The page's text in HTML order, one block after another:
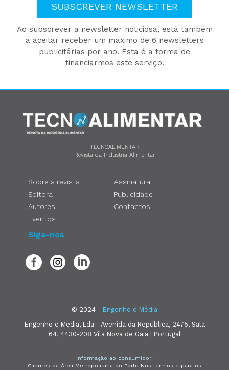
SUBSCREVER NEWSLETTER
Ao subscrever a newsletter noticiosa, está também
a aceitar receber um máximo de 6 newsletters
publicitárias por ano. Esta é a forma de
financiarmos este serviço.
TECNOALIMENTAR
Revista da Indústria Alimentar
Sobre a revista
Editora
Autores
Eventos
Assinatura
Publicidade
Contactos
Siga-nos
© 2024 - Engenho e Média
Engenho e Média, Lda - Avenida da República, 2475, Sala
64, 4430-208 Vila Nova de Gaia | Portugal
Informação ao consumidor:
Clientes da Área Metropolitana do Porto Nos termos e para os